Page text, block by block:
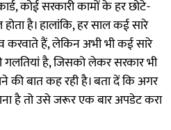
कोई सरकारी कामों के हर छोटे-
है। हालांकि, हर साल कई सारे
करवाते हैं, लेकिन अभी भी कई सारे
गलतियां है, जिसको लेकर सरकार भी
की बात कह रही है। बता दें कि अगर
है तो उसे जरूर एक बार अपडेट करा